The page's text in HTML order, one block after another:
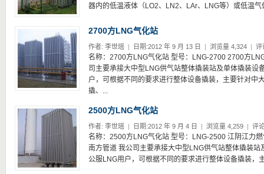
器内的低温液体（LO2、LN2、LAr、LNG等）或低温
2700方LNG气化站
作者: 李世瑶 | 日期:2012 年 9 月 13 日 | 浏览量 4,324 | 评
名称：2700方LNG气化站 型号：LNG-2700 2700方
司主要承接大中型LNG供气站整体撬装站及单体撬装设
户，可根据不同的要求进行整体设备撬装，主要针对中
撬、...
2500方LNG气化站
作者: 李世瑶 | 日期:2012 年 9 月 4 日 | 浏览量 4,259 | 评
名称：2500方LNG气化站 型号：LNG-2500 江阴江力
南方管道 我公司主要承接大中型LNG供气站整体撬装
公服LNG用户，可根据不同的要求进行整体设备撬装，